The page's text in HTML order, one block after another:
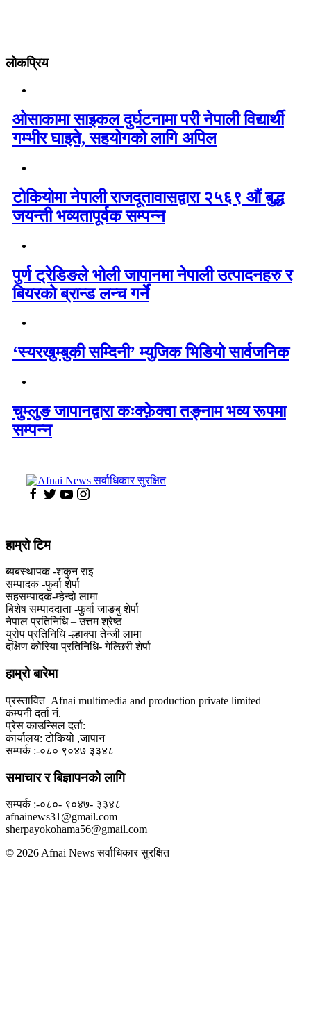
लोकप्रिय
ओसाकामा साइकल दुर्घटनामा परी नेपाली विद्यार्थी
गम्भीर घाइते, सहयोगको लागि अपिल
टोकियोमा नेपाली राजदूतावासद्वारा २५६९ औं बुद्ध
जयन्ती भव्यतापूर्वक सम्पन्न
पुर्ण ट्रेडिङले भोली जापानमा नेपाली उत्पादनहरु र
बियरको ब्रान्ड लन्च गर्ने
‘स्यरखुम्बुकी सम्दिनी’ म्युजिक भिडियो सार्वजनिक
चुम्लुङ जापानद्वारा कःक्फ़ेक्वा तङ्नाम भव्य रूपमा
सम्पन्न
हाम्राे टिम
ब्यबस्थापक -शकुन राइ
सम्पादक -फुर्वा शेर्पा
सहसम्पादक-म्हेन्दो लामा
‍बिशेष सम्पाददाता -फुर्वा जा‌ङबु शेर्पा
नेपाल प्रतिनिधि – उत्तम श्रेष्ठ
युरोप प्रतिनिधि -ल्हाक्पा तेन्जी लामा
दक्षिण कोरिया प्रतिनिधि- गेल्छिरी शेर्पा
हाम्रो बारेमा
प्रस्तावित Afnai multimedia and production private limited
कम्पनी दर्ता नं.
प्रेस काउन्सिल दर्ता:
कार्यालय: टोकियो ,जापान
सम्पर्क :-०८० ९०४७ ३३४८
समाचार र बिज्ञापनको लागि
सम्पर्क :-०८०- ९०४७- ३३४८
afnainews31@gmail.com
sherpayokohama56@gmail.com
© 2026 Afnai News सर्वाधिकार सुरक्षित